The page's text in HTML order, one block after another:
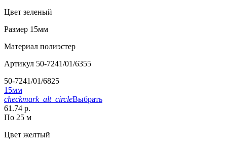
Цвет зеленый
Размер 15мм
Материал полиэстер
Артикул 50-7241/01/6355
50-7241/01/6825
15мм
checkmark_alt_circleВыбрать
61.74 р.
По 25 м
Цвет желтый